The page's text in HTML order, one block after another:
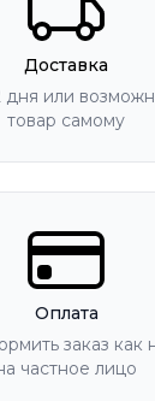
Доставка
дня или
товар самому
Оплата
заказ как
частное лицо